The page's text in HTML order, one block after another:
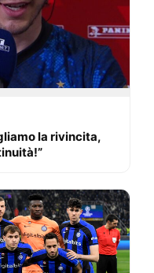
la rivincita,